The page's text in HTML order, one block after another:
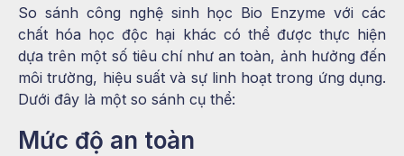
So sánh công nghệ sinh học Bio Enzyme với các
chất hóa học độc hại khác có thể được thực hiện
dựa trên một số tiêu chí như an toàn, ảnh hưởng đến
môi trường, hiệu suất và sự linh hoạt trong ứng dụng.
Dưới đây là một so sánh cụ thể:
Mức độ an toàn